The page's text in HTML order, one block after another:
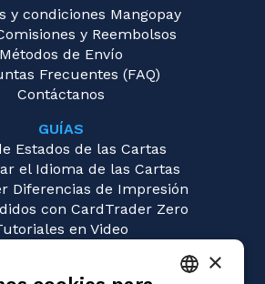
y condiciones Mangopay
y Reembolsos
Métodos de Envío
Frecuentes (FAQ)
Contáctanos
GUÍAS
Estados de las Cartas
el Idioma de las Cartas
Diferencias de Impresión
con CardTrader Zero
en Video
×